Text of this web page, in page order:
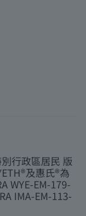
行政區居民 版
及惠氏®為
WYE-EM-179-
IMA-EM-113-